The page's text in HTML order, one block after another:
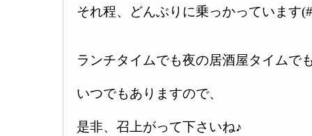
それ程、どんぶりに乗っかっています
ランチタイムでも夜の居酒屋タイムで
いつでもありますので、
是非、召上がって下さいね♪